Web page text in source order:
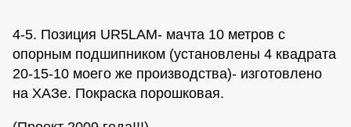
4-5. Позиция UR5LAM- мачта 10 метров с
опорным подшипником (установлены 4 квадрата
20-15-10 моего же производства)- изготовлено
на ХАЗе. Покраска порошковая.